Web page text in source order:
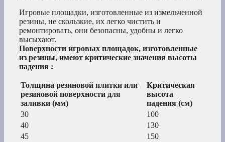
Игровые площадки, изготовленные из измельченной
резины, не скользкие, их легко чистить и
ремонтировать, они безопасны, удобны и легко
высыхают.
Поверхности игровых площадок, изготовленные
из резины, имеют критические значения высоты
падения :
Толщина резиновой плитки или
резиновой поверхности для
заливки (мм)
Критическая
высота
падения (см)
30
100
40
130
45
150